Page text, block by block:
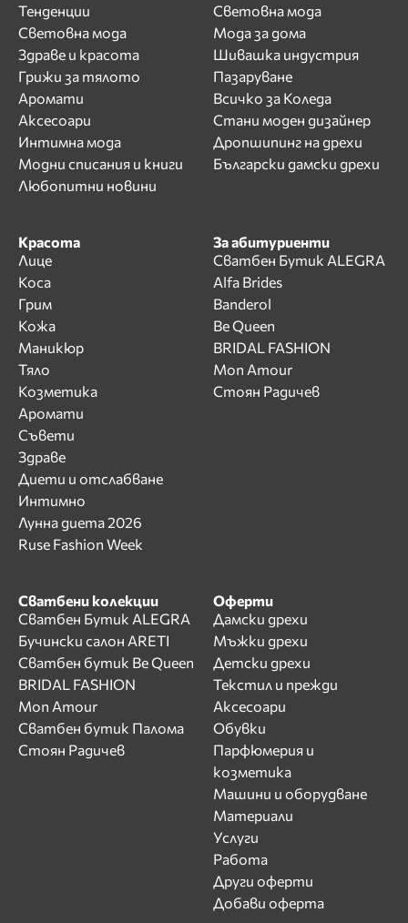
Тенденции
Световна мода
Здраве и красота
Грижи за тялото
Аромати
Аксесоари
Интимна мода
Модни списания и книги
Любопитни новини
Световна мода
Мода за дома
Шивашка индустрия
Пазаруване
Всичко за Коледа
Стани моден дизайнер
Дропшипинг на дрехи
Български дамски дрехи
Красота
Лице
Коса
Грим
Кожа
Маникюр
Тяло
Козметика
Аромати
Съвети
Здраве
Диети и отслабване
Интимно
Лунна диета 2026
Ruse Fashion Week
За абитуриенти
Сватбен Бутик ALEGRA
Alfa Brides
Banderol
Be Queen
BRIDAL FASHION
Mon Amour
Стоян Радичев
Сватбени колекции
Сватбен Бутик ALEGRA
Бучински салон ARETI
Сватбен бутик Be Queen
BRIDAL FASHION
Mon Amour
Сватбен бутик Палома
Стоян Радичев
Оферти
Дамски дрехи
Мъжки дрехи
Детски дрехи
Текстил и прежди
Аксесоари
Обувки
Парфюмерия и
козметика
Машини и оборудване
Материали
Услуги
Работа
Други оферти
Добави оферта